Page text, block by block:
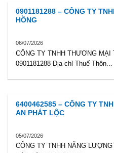
0901181288 – CÔNG TY
HỒNG
06/07/2026
CÔNG TY TNHH THƯƠNG MẠI
0901181288 Địa chỉ Thuế Thôn...
6400462585 – CÔNG TY
AN PHÁT LỘC
05/07/2026
CÔNG TY TNHH NĂNG